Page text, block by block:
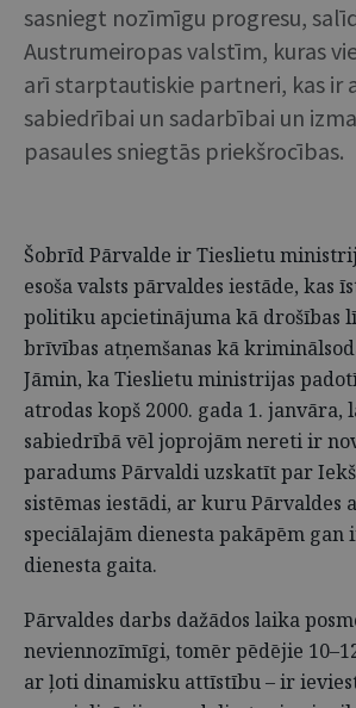
sasniegt nozīmīgu progresu,
Austrumeiropas valstīm, kuras
arī starptautiskie partneri, kas ir
sabiedrībai un sadarbībai un
pasaules sniegtās priekšrocības.
Šobrīd Pārvalde ir Tieslietu
esoša valsts pārvaldes iestāde, kas
politiku apcietinājuma kā drošības
brīvības atņemšanas kā
Jāmin, ka Tieslietu ministrijas
atrodas kopš 2000. gada 1. janvāra,
sabiedrībā vēl joprojām nereti ir
paradums Pārvaldi uzskatīt par
sistēmas iestādi, ar kuru Pārvaldes
speciālajām dienesta pakāpēm gan
dienesta gaita.
Pārvaldes darbs dažādos laika
neviennozīmīgi, tomēr pēdējie
ar ļoti dinamisku attīstību – ir